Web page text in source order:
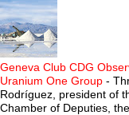
Geneva Club CDG
Uranium One Group -
Rodríguez, president of
Chamber of Deputies,